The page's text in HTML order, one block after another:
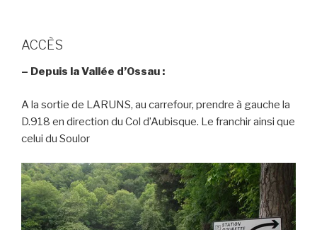
ACCÈS
– Depuis la Vallée d’Ossau :
A la sortie de LARUNS, au carrefour, prendre à gauche la
D.918 en direction du Col d’Aubisque. Le franchir ainsi que
celui du Soulor